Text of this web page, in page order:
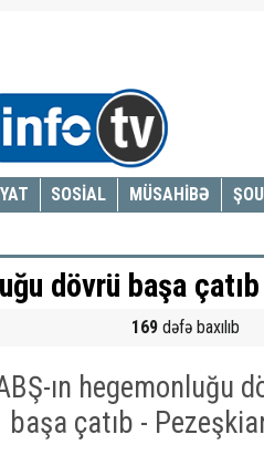
SOSİAL MÜSAHİBƏ
dövrü başa
169 dəfə baxılıb